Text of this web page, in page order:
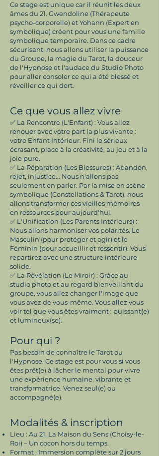
Ce stage est unique car il réunit les deux
âmes du 21. Gwendoline (Thérapeute
psycho-corporelle) et Yohann (Expert en
symbolique) créent pour vous une famille
symbolique temporaire. Dans ce cadre
sécurisant, nous allons utiliser la puissance
du Groupe, la magie du Tarot, la douceur
de l'Hypnose et l'audace du Studio Photo
pour aller consoler ce qui a été blessé et
réveiller ce qui dort.
Ce que vous allez vivre
✅ La Rencontre (L'Enfant) : Vous allez
renouer avec votre part la plus vivante :
votre Enfant Intérieur. Fini le sérieux
écrasant, place à la créativité, au jeu et à la
joie pure.
✅ La Réparation (Les Blessures) : Abandon,
rejet, injustice... Nous n'allons pas
seulement en parler. Par la mise en scène
symbolique (Constellations & Tarot), nous
allons transformer ces vieilles mémoires
en ressources pour aujourd'hui.
✅ L'Unification (Les Parents Intérieurs) :
Nous allons harmoniser vos polarités. Le
Masculin (pour protéger et agir) et le
Féminin (pour accueillir et ressentir). Vous
repartirez avec une structure intérieure
solide.
✅ La Révélation (Le Miroir) : Grâce au
studio photo et au regard bienveillant du
groupe, vous allez changer l'image que
vous avez de vous-même. Vous allez vous
voir tel que vous êtes vraiment : puissant(e)
et lumineux(se).
Pour qui ?
Pas besoin de connaître le Tarot ou
l'Hypnose. Ce stage est pour vous si vous
êtes prêt(e) à lâcher le mental pour vivre
une expérience humaine, vibrante et
transformatrice. Venez seul(e) ou
accompagné(e).
Modalités & inscription
Lieu : Au 21, La Maison du Sens (Choisy-le-
Roi) – Un cocon hors du temps.
Format : Immersion complète sur 2 jours